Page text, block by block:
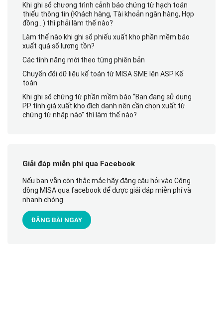
Khi ghi sổ chương trình cảnh báo chứng từ hạch toán
thiếu thông tin (Khách hàng, Tài khoản ngân hàng, Hợp
đồng…) thì phải làm thế nào?
Làm thế nào khi ghi sổ phiếu xuất kho phần mềm báo
xuất quá số lượng tồn?
Các tính năng mới theo từng phiên bản
Chuyển đổi dữ liệu kế toán từ MISA SME lên ASP Kế
toán
Khi ghi sổ chứng từ phần mềm báo “Bạn đang sử dụng
PP tính giá xuất kho đích danh nên cần chọn xuất từ
chứng từ nhập nào” thì làm thế nào?
Giải đáp miễn phí qua Facebook
Nếu bạn vẫn còn thắc mắc hãy đăng câu hỏi vào Cộng
đồng MISA qua facebook để được giải đáp miễn phí và
nhanh chóng
ĐĂNG BÀI NGAY